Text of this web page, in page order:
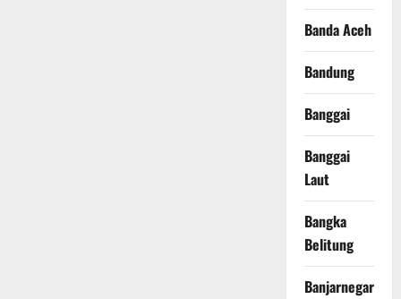
Banda Aceh
Bandung
Banggai
Banggai
Laut
Bangka
Belitung
Banjarnegara